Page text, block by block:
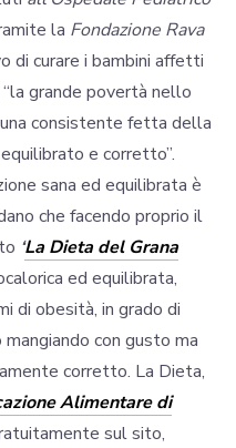
la Fondazione Rava
di curare i bambini affetti
grande povertà nello
consistente fetta della
e corretto”.
sana ed equilibrata è
che facendo proprio il
‘La Dieta del Grana
ed equilibrata,
di obesità, in grado di
con gusto ma
corretto. La Dieta,
Alimentare di
sul sito,